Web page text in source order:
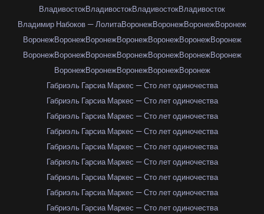
ВладивостокВладивостокВладивостокВладивосток
Владимир Набоков — ЛолитаВоронежВоронежВоронежВоронеж
ВоронежВоронежВоронежВоронежВоронежВоронежВоронеж
ВоронежВоронежВоронежВоронежВоронежВоронежВоронеж
ВоронежВоронежВоронежВоронежВоронеж
Габриэль Гарсиа Маркес — Сто лет одиночества
Габриэль Гарсиа Маркес — Сто лет одиночества
Габриэль Гарсиа Маркес — Сто лет одиночества
Габриэль Гарсиа Маркес — Сто лет одиночества
Габриэль Гарсиа Маркес — Сто лет одиночества
Габриэль Гарсиа Маркес — Сто лет одиночества
Габриэль Гарсиа Маркес — Сто лет одиночества
Габриэль Гарсиа Маркес — Сто лет одиночества
Габриэль Гарсиа Маркес — Сто лет одиночества